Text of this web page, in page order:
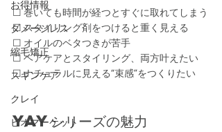
お得情報
ダメージレス
縮毛矯正
スキンケア
クレイ
ビオマーケット
☐ 巻いても時間が経つとすぐに取れてしまう
☐ スタイリング剤をつけると重く見える
☐ オイルのベタつきが苦手
☐ ヘアケアとスタイリング、両方叶えたい
☐ ナチュラルに見える“束感”をつくりたい
YAYシリーズの魅力